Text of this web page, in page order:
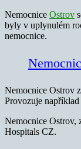
Nemocnice Ostrov
byly v uplynulém
nemocnice.
Nemocnice Ostrov
Provozuje
Nemocnice Ostrov,
Hospitals CZ.